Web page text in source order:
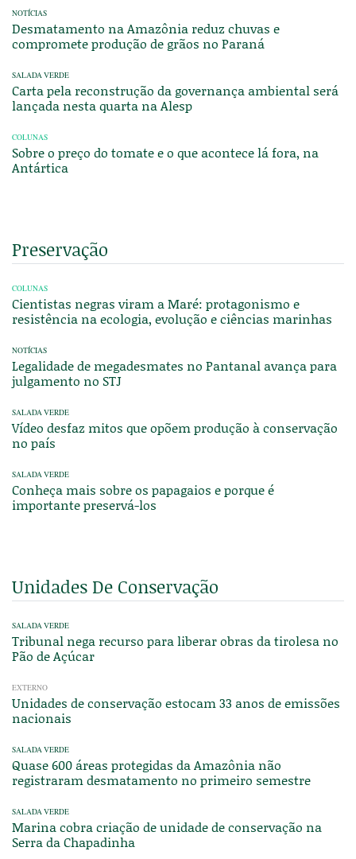
NOTÍCIAS
Desmatamento na Amazônia reduz chuvas e
compromete produção de grãos no Paraná
SALADA VERDE
Carta pela reconstrução da governança ambiental será
lançada nesta quarta na Alesp
COLUNAS
Sobre o preço do tomate e o que acontece lá fora, na
Antártica
Preservação
COLUNAS
Cientistas negras viram a Maré: protagonismo e
resistência na ecologia, evolução e ciências marinhas
NOTÍCIAS
Legalidade de megadesmates no Pantanal avança para
julgamento no STJ
SALADA VERDE
Vídeo desfaz mitos que opõem produção à conservação
no país
SALADA VERDE
Conheça mais sobre os papagaios e porque é
importante preservá-los
Unidades De Conservação
SALADA VERDE
Tribunal nega recurso para liberar obras da tirolesa no
Pão de Açúcar
EXTERNO
Unidades de conservação estocam 33 anos de emissões
nacionais
SALADA VERDE
Quase 600 áreas protegidas da Amazônia não
registraram desmatamento no primeiro semestre
SALADA VERDE
Marina cobra criação de unidade de conservação na
Serra da Chapadinha